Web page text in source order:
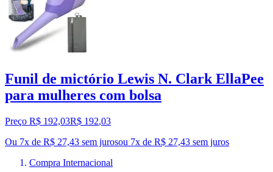
Funil de mictório Lewis N. Clark EllaPee
para mulheres com bolsa
Preço R$ 192,03R$ 192,03
Ou 7x de R$ 27,43 sem jurosou 7x de R$ 27,43 sem juros
Compra Internacional